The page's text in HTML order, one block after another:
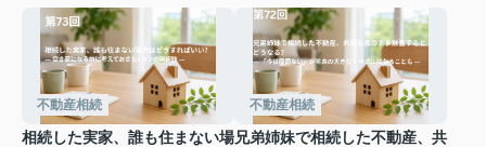
不動産相続
相続した実家、誰も住まない場
不動産相続
兄弟姉妹で相続した不動産、共